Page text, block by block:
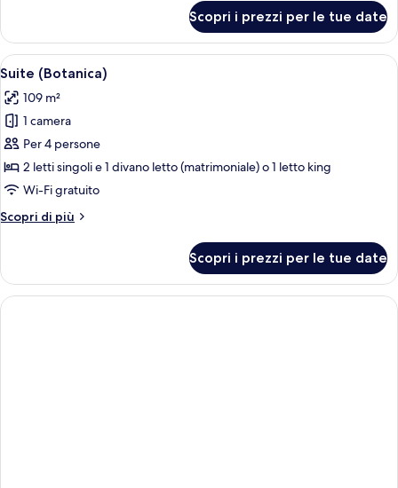
(Grand
Tour)
Scopri i prezzi per le tue date
Apri
tutte
le
foto
per
Suite
(Botanica)
Una camera da letto con un letto
11
Suite (Botanica)
109 m²
1 camera
Per 4 persone
2 letti singoli e 1 divano letto (matrimoniale) o 1 letto king
Wi-Fi gratuito
Scopri di più
Altri
(Botanica)
Scopri i prezzi per le tue date